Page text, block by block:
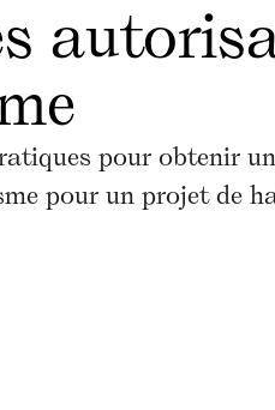
pour obtenir
pour un projet de